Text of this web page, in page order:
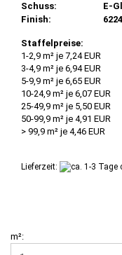
Schuss:
E-
Finish:
Staffelpreise:
1-2,9 m² je 7,24 EUR
3-4,9 m² je 6,94 EUR
5-9,9 m² je 6,65 EUR
10-24,9 m² je 6,07 EUR
25-49,9 m² je 5,50 EUR
50-99,9 m² je 4,91 EUR
> 99,9 m² je 4,46 EUR
Lieferzeit:
m²: